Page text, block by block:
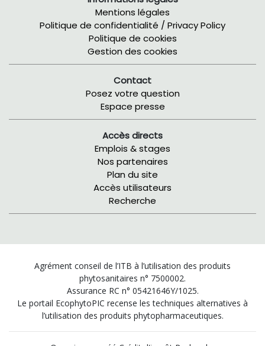
Mentions légales
Politique de confidentialité / Privacy Policy
Politique de cookies
Gestion des cookies
Contact
Posez votre question
Espace presse
Accès directs
Emplois & stages
Nos partenaires
Plan du site
Accès utilisateurs
Recherche
Agrément conseil de l’ITB à l’utilisation des produits
phytosanitaires n° 7500002.
Assurance RC n° 05421646Y/1025.
Le portail EcophytoPIC recense les techniques alternatives à
l’utilisation des produits phytopharmaceutiques.